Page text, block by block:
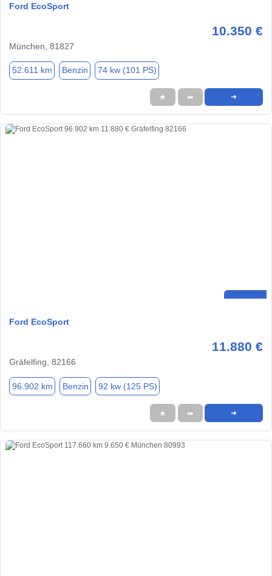
Ford EcoSport
10.350 €
München, 81827
52.611 km Benzin 74 kw (101 PS)
★ ➦ ➜
Ford EcoSport
11.880 €
Gräfelfing, 82166
96.902 km Benzin 92 kw (125 PS)
★ ➦ ➜